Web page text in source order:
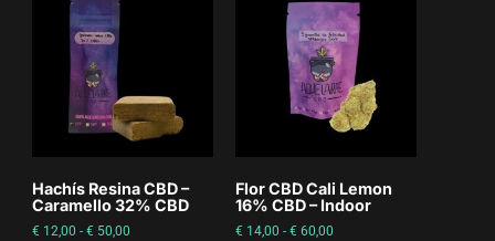
Hachís Resina CBD –
Caramello 32% CBD
€ 12,00 - € 50,00
Flor CBD Cali Lemon
16% CBD – Indoor
€ 14,00 - € 60,00